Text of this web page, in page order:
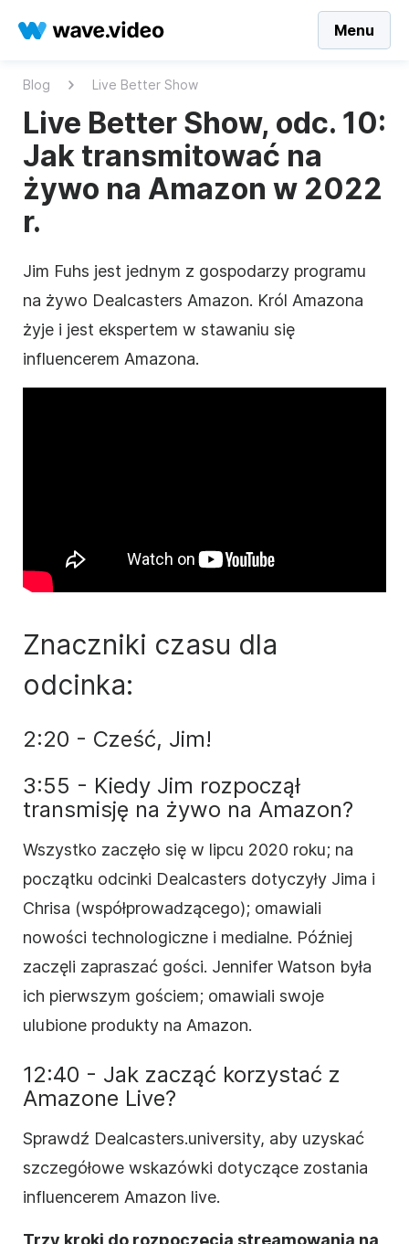
Menu
Blog Live Better Show
Live Better Show, odc. 10:
Jak transmitować na
żywo na Amazon w 2022
r.
Jim Fuhs jest jednym z gospodarzy programu
na żywo Dealcasters Amazon. Król Amazona
żyje i jest ekspertem w stawaniu się
influencerem Amazona.
Znaczniki czasu dla
odcinka:
2:20 - Cześć, Jim!
3:55 - Kiedy Jim rozpoczął
transmisję na żywo na Amazon?
Wszystko zaczęło się w lipcu 2020 roku; na
początku odcinki Dealcasters dotyczyły Jima i
Chrisa (współprowadzącego); omawiali
nowości technologiczne i medialne. Później
zaczęli zapraszać gości. Jennifer Watson była
ich pierwszym gościem; omawiali swoje
ulubione produkty na Amazon.
12:40 - Jak zacząć korzystać z
Amazone Live?
Sprawdź Dealcasters.university, aby uzyskać
szczegółowe wskazówki dotyczące zostania
influencerem Amazon live.
Trzy kroki do rozpoczęcia streamowania na